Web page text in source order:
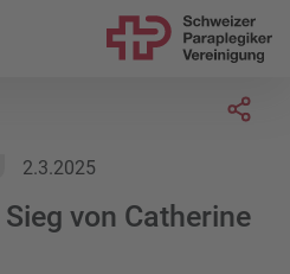
2.3.2025
von Catherine